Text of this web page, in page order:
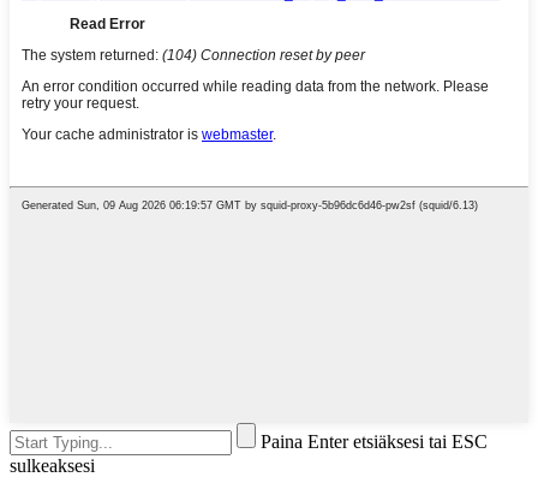
Paina Enter etsiäksesi tai ESC
sulkeaksesi